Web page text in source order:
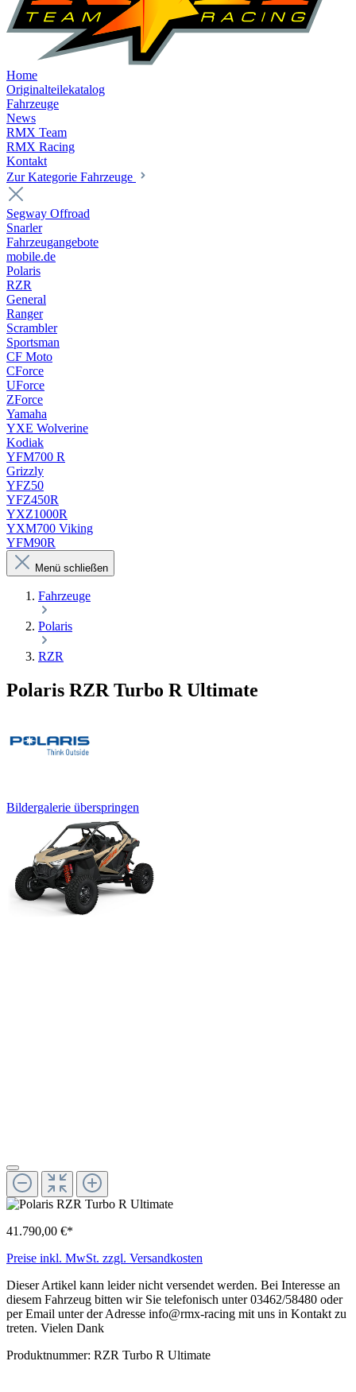
Home
Originalteilekatalog
Fahrzeuge
News
RMX Team
RMX Racing
Kontakt
Zur Kategorie Fahrzeuge
Segway Offroad
Snarler
Fahrzeugangebote
mobile.de
Polaris
RZR
General
Ranger
Scrambler
Sportsman
CF Moto
CForce
UForce
ZForce
Yamaha
YXE Wolverine
Kodiak
YFM700 R
Grizzly
YFZ50
YFZ450R
YXZ1000R
YXM700 Viking
YFM90R
Menü schließen
Fahrzeuge
Polaris
RZR
Polaris RZR Turbo R Ultimate
Bildergalerie überspringen
41.790,00 €*
Preise inkl. MwSt. zzgl. Versandkosten
Dieser Artikel kann leider nicht versendet werden. Bei Interesse an
diesem Fahrzeug bitten wir Sie telefonisch unter 03462/58480 oder
per Email unter der Adresse info@rmx-racing mit uns in Kontakt zu
treten. Vielen Dank
Produktnummer: RZR Turbo R Ultimate